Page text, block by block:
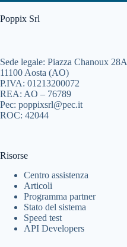
Poppix Srl
Sede legale: Piazza Chanoux 28A
11100 Aosta (AO)
P.IVA: 01213200072
REA: AO – 76789
Pec: poppixsrl@pec.it
ROC: 42044
Risorse
Centro assistenza
Articoli
Programma partner
Stato del sistema
Speed test
API Developers